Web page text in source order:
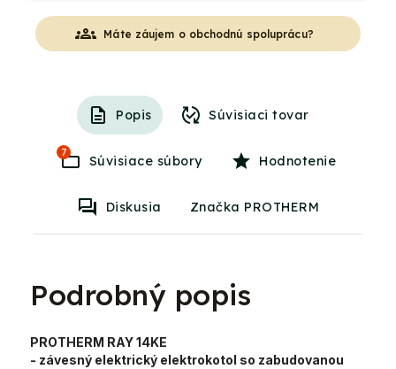
groups Máte záujem o obchodnú spoluprácu?
Popis Súvisiaci tovar
7
Súvisiace súbory Hodnotenie
Diskusia Značka PROTHERM
Podrobný popis
PROTHERM RAY 14KE
- závesný elektrický elektrokotol so zabudovanou